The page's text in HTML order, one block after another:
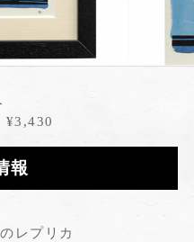
¥3,430
報
レプリカ